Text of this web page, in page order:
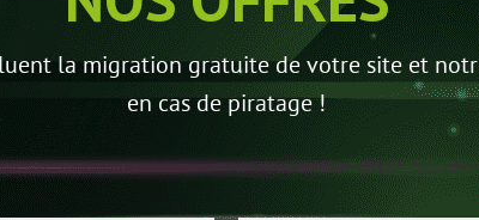
la migration gratuite de votre site et
en cas de piratage !